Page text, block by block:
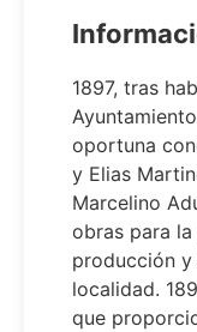
1897, tras
oportuna
y Elias
Marcelino
obras para
producción
localidad.
que